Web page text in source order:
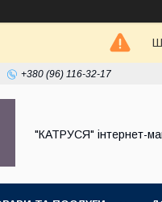
+380 (96) 116-32-17
"КАТРУСЯ" інтернет-